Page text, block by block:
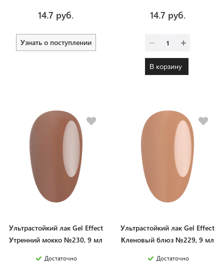
14.7 руб.
Узнать о поступлении
14.7 руб.
В корзину
Ультрастойкий лак Gel Effect
Утренний мокко №230, 9 мл
Достаточно
Ультрастойкий лак Gel Effect
Кленовый блюз №229, 9 мл
Достаточно